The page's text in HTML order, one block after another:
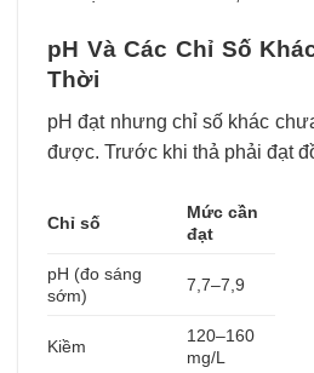
pH Và Các Chỉ Số
Thời
pH đạt nhưng chỉ số khác
được. Trước khi thả phải đạt
Chỉ số
Mức cần
đạt
pH (đo sáng
sớm)
7,7–7,9
Kiềm
120–160
mg/L